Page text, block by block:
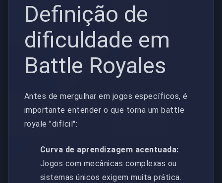
Definição de
dificuldade em
Battle Royales
Antes de mergulhar em jogos específicos, é
importante entender o que torna um battle
royale "difícil":
Curva de aprendizagem acentuada:
Jogos com mecânicas complexas ou
sistemas únicos exigem muita prática.